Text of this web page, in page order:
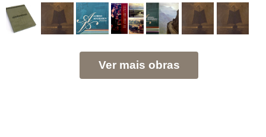
Ver mais obras